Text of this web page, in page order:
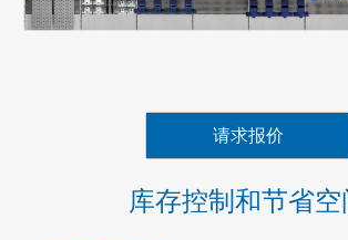
请求报价
库存控制和节省空